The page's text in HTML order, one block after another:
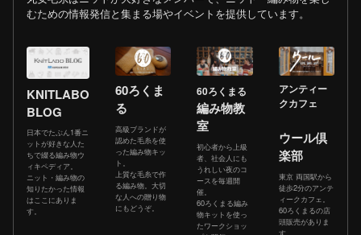
むための情報発信と集まる場やイベントを提供しています。
KNITLABO
BLOG
日本でたぶん1番ニ
ットが好きな人た
ちで綴る編み物ウ
ィキペディア。
ニット・編み物の
知りたかった情報
はここにありま
す。
60ろくま
る
高級ブランドが
認めた毛糸を使
った編み物キッ
ト。
上質な毛糸で作
る編み物。大切
な人への贈り物
にもどうぞ。
60ろくまる
編み物教
室
初心者から上級
者、社会人にも
うれしい夜のコ
ースを毎週開
催。
60ろくまる編み
物キットを使っ
たワークショッ
アンティー
クカフェ
ウール倶
楽部
東京 両国駅から
徒歩2分のアンテ
ィークカフェ。
60ろくまるの店
頭販売がありま
す。